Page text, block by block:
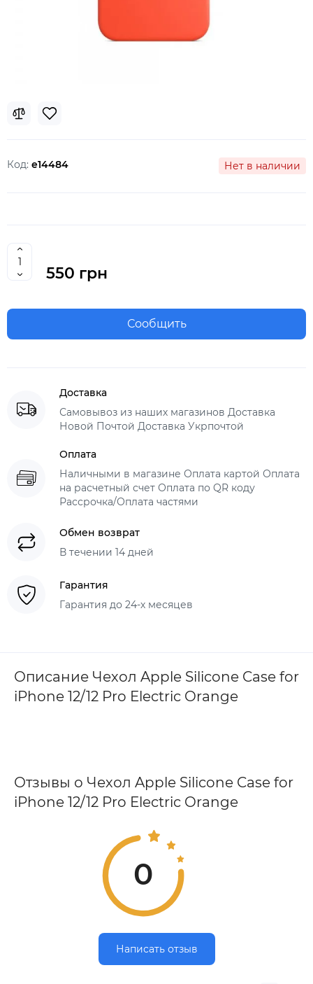
Код: e14484 Нет в наличии
550 грн
Сообщить
Доставка
Самовывоз из наших магазинов Доставка
Новой Почтой Доставка Укрпочтой
Оплата
Наличными в магазине Оплата картой Оплата
на расчетный счет Оплата по QR коду
Рассрочка/Оплата частями
Обмен возврат
В течении 14 дней
Гарантия
Гарантия до 24-х месяцев
Описание Чехол Apple Silicone Case for
iPhone 12/12 Pro Electric Orange
Отзывы о Чехол Apple Silicone Case for
iPhone 12/12 Pro Electric Orange
0
Написать отзыв